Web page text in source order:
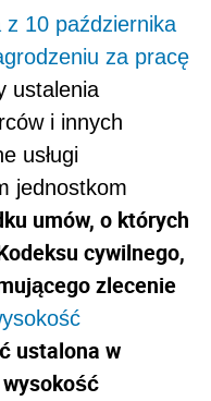
z 10 października
za pracę
ustalenia
i innych
usługi
jednostkom
umów, o których
cywilnego,
zlecenie
ustalona w